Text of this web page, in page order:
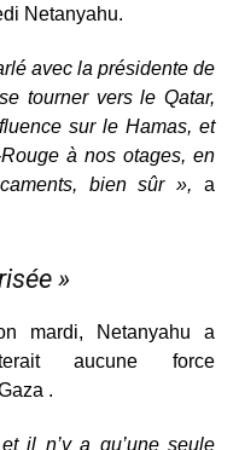
Netanyahu.
avec la présidente de
tourner vers le Qatar,
sur le Hamas, et
à nos otages, en
bien sûr », a
»
mardi, Netanyahu a
aucune force
.
il n’y a qu’une seule